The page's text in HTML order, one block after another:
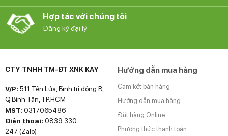
Hợp tác với chúng tôi
Đăng ký đại lý
CTY TNHH TM-ĐT XNK KAY
V/P: 511 Tên Lửa, Bình trị đông B,
Q.Bình Tân, TP.HCM
MST: 0317065486
Điện thoại: 0839 330
247 (Zalo)
Hướng dẫn mua hàng
Cam kết bán hàng
Hướng dẫn mua hàng
Đặt hàng Online
Phương thức thanh toán